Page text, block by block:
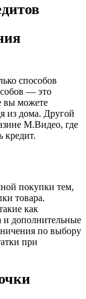
способов
— это
вы можете
из дома. Другой
М.Видео, где
кредит.
покупки тем,
товара.
как
и дополнительные
по выбору
при